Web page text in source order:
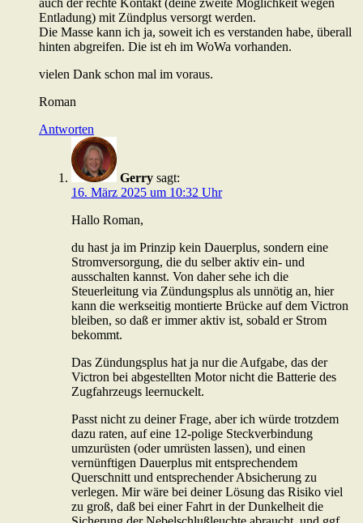
auch der rechte Kontakt (deine zweite Möglichkeit wegen
Entladung) mit Zündplus versorgt werden.
Die Masse kann ich ja, soweit ich es verstanden habe, überall
hinten abgreifen. Die ist eh im WoWa vorhanden.
vielen Dank schon mal im voraus.
Roman
Antworten
Gerry sagt:
16. März 2025 um 10:32 Uhr
Hallo Roman,
du hast ja im Prinzip kein Dauerplus, sondern eine
Stromversorgung, die du selber aktiv ein- und
ausschalten kannst. Von daher sehe ich die
Steuerleitung via Zündungsplus als unnötig an, hier
kann die werkseitig montierte Brücke auf dem Victron
bleiben, so daß er immer aktiv ist, sobald er Strom
bekommt.
Das Zündungsplus hat ja nur die Aufgabe, das der
Victron bei abgestellten Motor nicht die Batterie des
Zugfahrzeugs leernuckelt.
Passt nicht zu deiner Frage, aber ich würde trotzdem
dazu raten, auf eine 12-polige Steckverbindung
umzurüsten (oder umrüsten lassen), und einen
vernünftigen Dauerplus mit entsprechendem
Querschnitt und entsprechender Absicherung zu
verlegen. Mir wäre bei deiner Lösung das Risiko viel
zu groß, daß bei einer Fahrt in der Dunkelheit die